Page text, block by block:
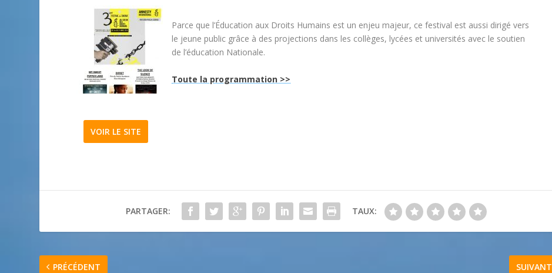
Parce que l’Éducation aux Droits Humains est un enjeu majeur, ce festival est aussi dirigé vers
le jeune public grâce à des projections dans les collèges, lycées et universités avec le soutien
de l’éducation Nationale.
Toute la programmation >>
VOIR LE SITE
PARTAGER: TAUX:
PRÉCÉDENT SUIVANT